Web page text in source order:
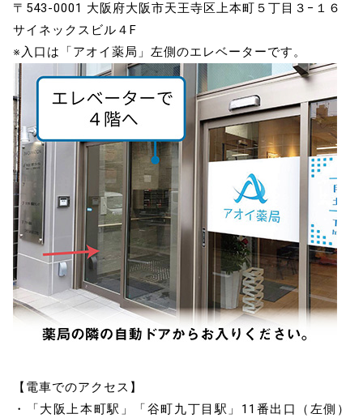
〒543-0001 大阪府大阪市天王寺区上本町５丁目３−１６
サイネックスビル４F
※入口は「アオイ薬局」左側のエレベーターです。
【電車でのアクセス】
・「大阪上本町駅」「谷町九丁目駅」11番出口（左側）